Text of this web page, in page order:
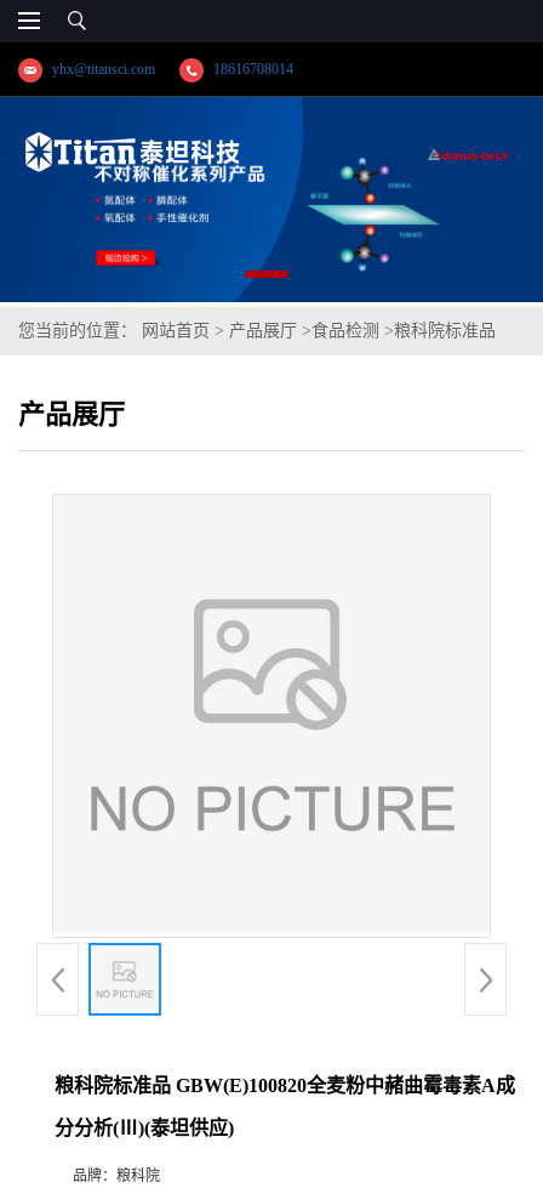
yhx@titansci.com 18616708014
您当前的位置： 网站首页 > 产品展厅 >食品检测 >粮科院标准品
产品展厅
粮科院标准品 GBW(E)100820全麦粉中赭曲霉毒素A成
分分析(Ⅲ)(泰坦供应)
品牌： 粮科院